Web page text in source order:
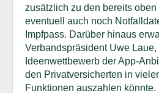
zusätzlich zu den bereits oben
eventuell auch noch
Impfpass. Darüber hinaus
Verbandspräsident Uwe Laue,
Ideenwettbewerb der App-
den Privatversicherten in
Funktionen auszahlen könnte.